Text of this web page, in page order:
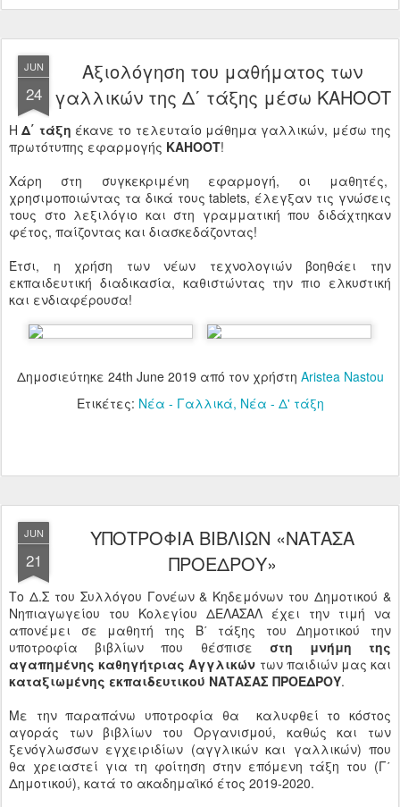
JUN
24
Αξιολόγηση του μαθήματος των
γαλλικών της Δ΄ τάξης μέσω KAHOOT
ΗΔ΄ τάξη έκανε το τελευταίο μάθημα γαλλικών, μέσω της
πρωτότυπης εφαρμογής KAHOOT!
Χάρη στη συγκεκριμένη εφαρμογή, οι μαθητές,
χρησιμοποιώντας τα δικά τους tablets, έλεγξαν τις γνώσεις
τους στο λεξιλόγιο και στη γραμματική που διδάχτηκαν
φέτος, παίζοντας και διασκεδάζοντας!
Έτσι, η χρήση των νέων τεχνολογιών βοηθάει την
εκπαιδευτική διαδικασία, καθιστώντας την πιο ελκυστική
και ενδιαφέρουσα!
Δημοσιεύτηκε 24th June 2019 από τον χρήστη Aristea Nastou
Ετικέτες: Νέα - Γαλλικά Νέα - Δ' τάξη
JUN
21
ΥΠΟΤΡΟΦΙΑ ΒΙΒΛΙΩΝ «ΝΑΤΑΣΑ
ΠΡΟΕΔΡΟΥ»
Το Δ.Σ του Συλλόγου Γονέων & Κηδεμόνων του Δημοτικού &
Νηπιαγωγείου του Κολεγίου ΔΕΛΑΣΑΛ έχει την τιμή να
απονέμει σε μαθητή της Β΄ τάξης του Δημοτικού την
υποτροφία βιβλίων που θέσπισε στη μνήμη της
αγαπημένης καθηγήτριας Αγγλικών των παιδιών μας και
καταξιωμένης εκπαιδευτικού ΝΑΤΑΣΑΣ ΠΡΟΕΔΡΟΥ.
Με την παραπάνω υποτροφία θα καλυφθεί το κόστος
αγοράς των βιβλίων του Οργανισμού, καθώς και των
ξενόγλωσσων εγχειριδίων (αγγλικών και γαλλικών) που
θα χρειαστεί για τη φοίτηση στην επόμενη τάξη του (Γ΄
Δημοτικού), κατά το ακαδημαϊκό έτος 2019-2020.